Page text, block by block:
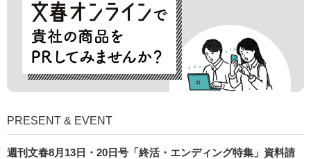
PRESENT & EVENT
週刊文春8月13日・20日号「終活・エンディング特集」資料請